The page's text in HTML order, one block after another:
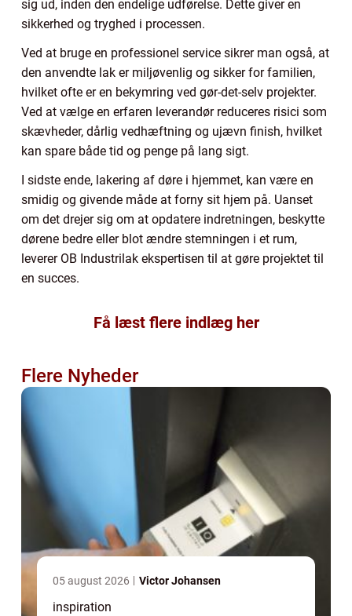
sig ud, inden den endelige udførelse. Dette giver en
sikkerhed og tryghed i processen.
Ved at bruge en professionel service sikrer man også, at
den anvendte lak er miljøvenlig og sikker for familien,
hvilket ofte er en bekymring ved gør-det-selv projekter.
Ved at vælge en erfaren leverandør reduceres risici som
skævheder, dårlig vedhæftning og ujævn finish, hvilket
kan spare både tid og penge på lang sigt.
I sidste ende, lakering af døre i hjemmet, kan være en
smidig og givende måde at forny sit hjem på. Uanset
om det drejer sig om at opdatere indretningen, beskytte
dørene bedre eller blot ændre stemningen i et rum,
leverer OB Industrilak ekspertisen til at gøre projektet til
en succes.
Få læst flere indlæg her
Flere Nyheder
05 august 2026 Victor Johansen
inspiration